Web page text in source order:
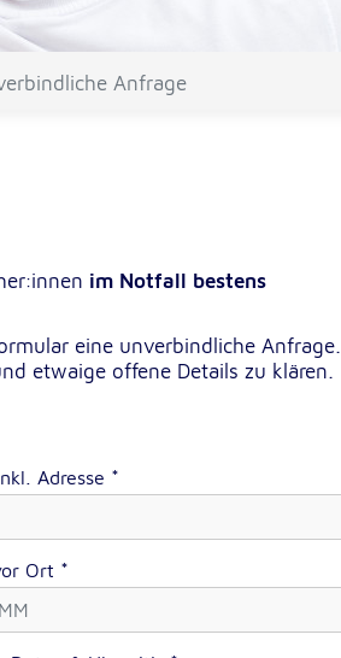
Anfrage
im Notfall bestens
eine unverbindliche Anfrage.
etwaige offene Details zu klären.
Adresse *
Ort *